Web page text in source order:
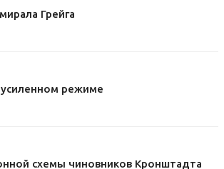
Грейга
режиме
схемы чиновников Кронштадта